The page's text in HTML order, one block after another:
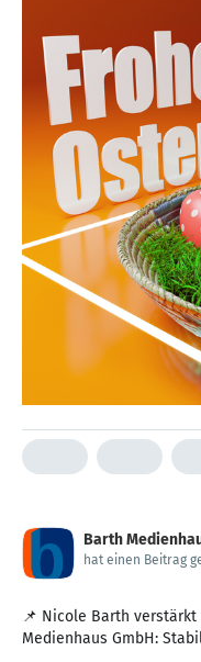
Barth
hat einen Beitrag
📌 Nicole Barth
Medienhaus GmbH: